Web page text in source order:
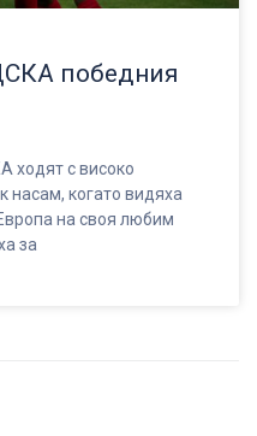
победния
ходят с високо
насам, когато видяха
на своя любим
за